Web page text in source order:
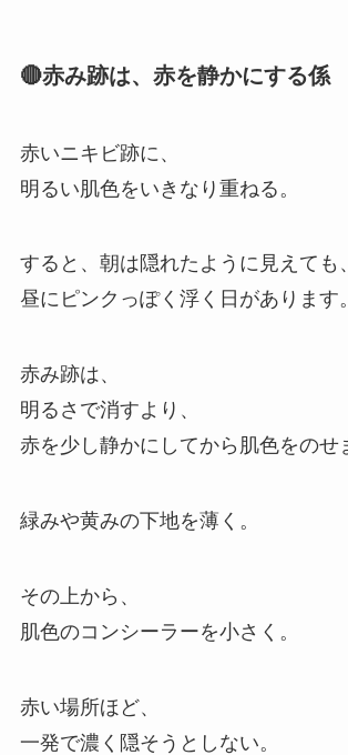
🔴赤み跡は、赤を静かにする係
赤いニキビ跡に、
明るい肌色をいきなり重ねる。
すると、朝は隠れたように見えても、
昼にピンクっぽく浮く日があります。
赤み跡は、
明るさで消すより、
赤を少し静かにしてから肌色をのせ
緑みや黄みの下地を薄く。
その上から、
肌色のコンシーラーを小さく。
赤い場所ほど、
一発で濃く隠そうとしない。